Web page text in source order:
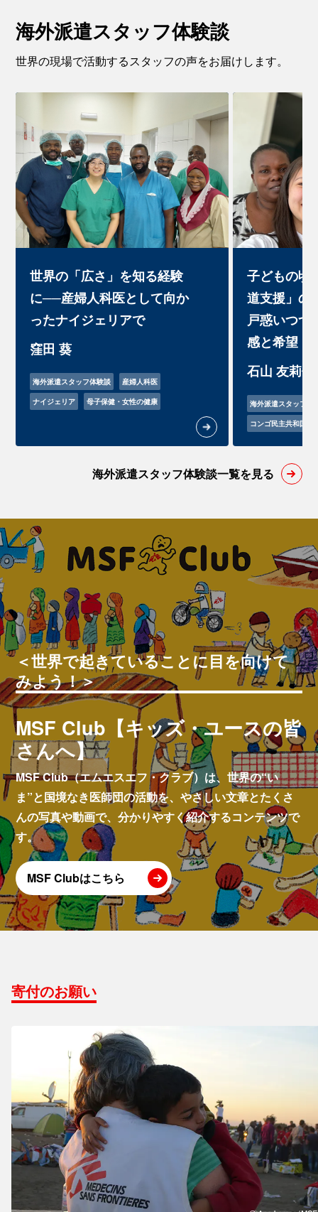
海外派遣スタッフ体験談
世界の現場で活動するスタッフの声をお届けします。
世界の「広さ」を知る経験
に──産婦人科医として向か
ったナイジェリアで
窪田 葵
海外派遣スタッフ体験談
産婦人科医
ナイジェリア
母子保健・女性の健康
子どもの頃
道支援」
戸惑いつつ
感と希望
石山 友莉佳
海外派遣スタッフ体
コンゴ民主共和国
海外派遣スタッフ体験談一覧を見る
＜世界で起きていることに目を向けて
みよう！＞
MSF Club【キッズ・ユースの皆
さんへ】
MSF Club（エムエスエフ・クラブ）は、世界の“い
ま”と国境なき医師団の活動を、やさしい文章とたくさ
んの写真や動画で、分かりやすく紹介するコンテンツで
す。
MSF Clubはこちら
寄付のお願い